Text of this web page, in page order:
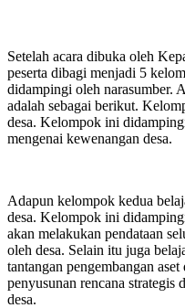
Setelah acara dibuka oleh
peserta dibagi menjadi 5
didampingi oleh narasumber.
adalah sebagai berikut.
desa. Kelompok ini
mengenai kewenangan desa.
Adapun kelompok kedua
desa. Kelompok ini
akan melakukan pendataan
oleh desa. Selain itu juga
tantangan pengembangan
penyusunan rencana strategis
desa.